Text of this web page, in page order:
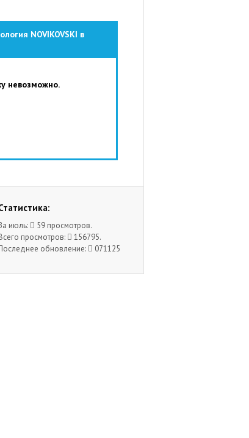
NOVIKOVSKI в
невозможно.
июль:
59 просмотров.
просмотров:
156795.
обновление:
071125